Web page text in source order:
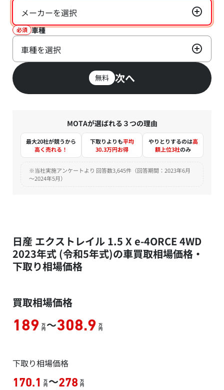
メーカーを選択
必須 車種
車種を選択
無料 次へ
MOTAが選ばれる３つの理由
最大20社が競うから
高く売れる！
下取りよりも平均
30.3万円お得
やりとりするのは高
額上位3社のみ
※当社実施アンケートより 回答数3,645件（回答期間：2023年6月
～2024年5月）
日産 エクストレイル 1.5 X e-4ORCE 4WD
2023年式 (令和5年式)の車買取相場価格・
下取り相場価格
買取相場価格
189 万
円 ～308.9 万
円
下取り相場価格
170.1 万
円 ～278 万
円